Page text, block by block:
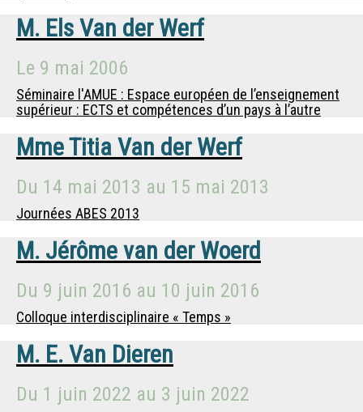
M. Els Van der Werf
Le 9 mai 2006
Séminaire l'AMUE : Espace européen de l’enseignement
supérieur : ECTS et compétences d’un pays à l’autre
MmeTitia Van der Werf
Du 14 mai 2013 au 15 mai 2013
Journées ABES 2013
M. Jérôme van der Woerd
Du 9 juin 2016 au 10 juin 2016
Colloque interdisciplinaire « Temps »
M. E. Van Dieren
Du 1 juin 2022 au 3 juin 2022